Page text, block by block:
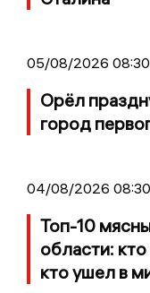
05/08/2026 08:30
Орёл
город
04/08/2026 08:30
Топ-10
области:
кто ушел в